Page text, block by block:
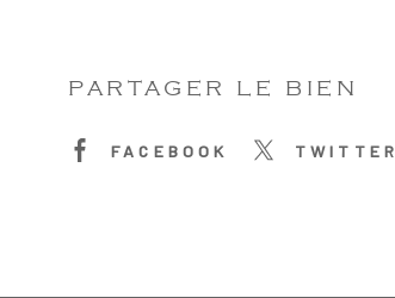
PARTAGER LE BIEN
FACEBOOK TWITTER